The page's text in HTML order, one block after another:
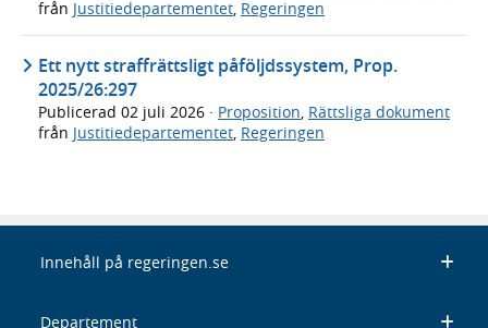
från Justitiedepartementet, Regeringen
Ett nytt straffrättsligt påföljdssystem, Prop.
2025/26:297
Publicerad 02 juli 2026 · Proposition Rättsliga dokument
från Justitiedepartementet Regeringen
Innehåll på regeringen.se
Departement